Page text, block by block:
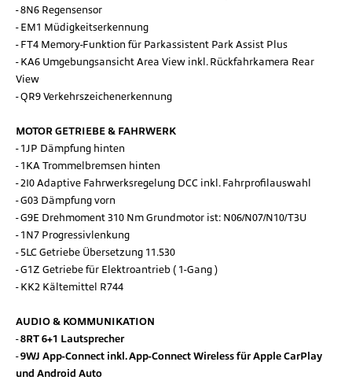
8N6 Regensensor
EM1 Müdigkeitserkennung
FT4 Memory-Funktion für Parkassistent Park Assist Plus
KA6 Umgebungsansicht Area View inkl. Rückfahrkamera Rear
View
QR9 Verkehrszeichenerkennung
MOTOR GETRIEBE & FAHRWERK
1JP Dämpfung hinten
1KA Trommelbremsen hinten
2I0 Adaptive Fahrwerksregelung DCC inkl. Fahrprofilauswahl
G03 Dämpfung vorn
G9E Drehmoment 310 Nm Grundmotor ist: N06/N07/N10/T3U
1N7 Progressivlenkung
5LC Getriebe Übersetzung 11.530
G1Z Getriebe für Elektroantrieb ( 1-Gang )
KK2 Kältemittel R744
AUDIO & KOMMUNIKATION
8RT 6+1 Lautsprecher
9WJ App-Connect inkl. App-Connect Wireless für Apple CarPlay
und Android Auto